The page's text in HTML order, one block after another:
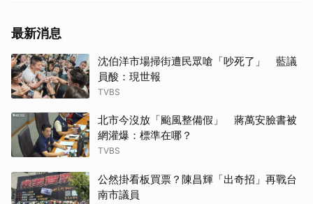
最新消息
沈伯洋市場掃街遭民眾嗆「吵死了」 藍議
員酸：現世報
TVBS
北市今沒放「颱風整備假」 蔣萬安臉書被
網灌爆：標準在哪？
TVBS
公然掛看板買票？陳昌輝「出奇招」再戰台
南市議員